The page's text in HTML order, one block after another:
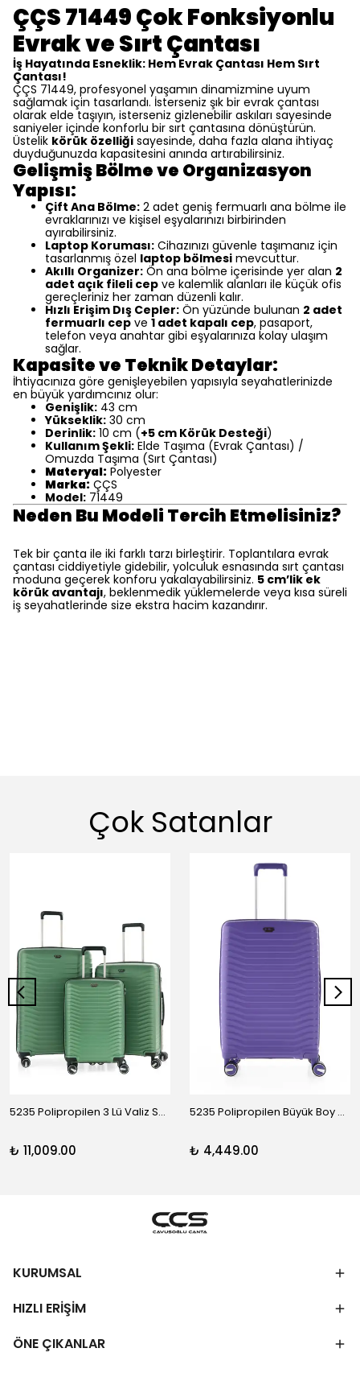
ÇÇS 71449 Çok Fonksiyonlu
Evrak ve Sırt Çantası
İş Hayatında Esneklik: Hem Evrak Çantası Hem Sırt
Çantası!
ÇÇS 71449, profesyonel yaşamın dinamizmine uyum
sağlamak için tasarlandı. İsterseniz şık bir evrak çantası
olarak elde taşıyın, isterseniz gizlenebilir askıları sayesinde
saniyeler içinde konforlu bir sırt çantasına dönüştürün.
Üstelik körük özelliği sayesinde, daha fazla alana ihtiyaç
duyduğunuzda kapasitesini anında artırabilirsiniz.
Gelişmiş Bölme ve Organizasyon
Yapısı:
Çift Ana Bölme: 2 adet geniş fermuarlı ana bölme ile
evraklarınızı ve kişisel eşyalarınızı birbirinden
ayırabilirsiniz.
Laptop Koruması: Cihazınızı güvenle taşımanız için
tasarlanmış özel laptop bölmesi mevcuttur.
Akıllı Organizer: Ön ana bölme içerisinde yer alan 2
adet açık fileli cep ve kalemlik alanları ile küçük ofis
gereçleriniz her zaman düzenli kalır.
Hızlı Erişim Dış Cepler: Ön yüzünde bulunan 2 adet
fermuarlı cep ve 1 adet kapalı cep, pasaport,
telefon veya anahtar gibi eşyalarınıza kolay ulaşım
sağlar.
Kapasite ve Teknik Detaylar:
İhtiyacınıza göre genişleyebilen yapısıyla seyahatlerinizde
en büyük yardımcınız olur:
Genişlik: 43 cm
Yükseklik: 30 cm
Derinlik: 10 cm (+5 cm Körük Desteği)
Kullanım Şekli: Elde Taşıma (Evrak Çantası) /
Omuzda Taşıma (Sırt Çantası)
Materyal: Polyester
Marka: ÇÇS
Model: 71449
Neden Bu Modeli Tercih Etmelisiniz?
Tek bir çanta ile iki farklı tarzı birleştirir. Toplantılara evrak
çantası ciddiyetiyle gidebilir, yolculuk esnasında sırt çantası
moduna geçerek konforu yakalayabilirsiniz. 5 cm’lik ek
körük avantajı, beklenmedik yüklemelerde veya kısa süreli
iş seyahatlerinde size ekstra hacim kazandırır.
Çok Satanlar
5235 Polipropilen 3 Lü Valiz Seti
₺ 11,009.00
5235 Polipropilen Büyük Boy Valiz
₺ 4,449.00
KURUMSAL
HIZLI ERİŞİM
ÖNE ÇIKANLAR